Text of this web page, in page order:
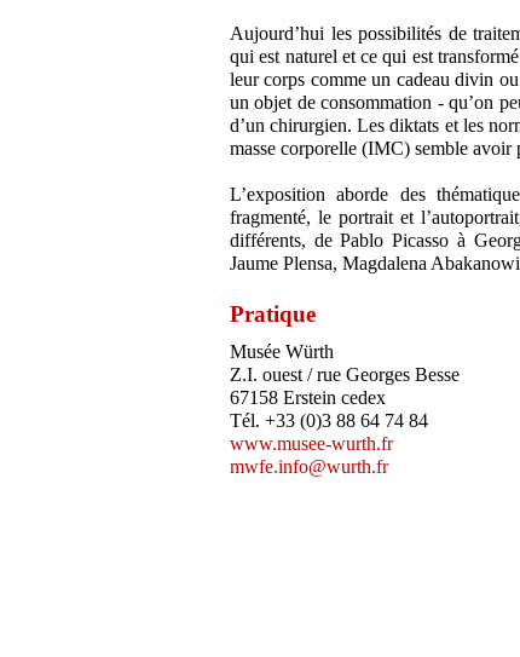
Aujourd’hui les possibilités de
qui est naturel et ce qui est
leur corps comme un cadeau divin
un objet de consommation - qu’on
d’un chirurgien. Les diktats et les
masse corporelle (IMC) semble avoir
L’exposition aborde des
fragmenté, le portrait et
différents, de Pablo Picasso à
Jaume Plensa, Magdalena
Pratique
Musée Würth
Z.I. ouest / rue Georges Besse
67158 Erstein cedex
Tél. +33 (0)3 88 64 74 84
www.musee-wurth.fr
mwfe.info@wurth.fr